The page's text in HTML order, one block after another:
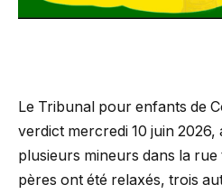
Le Tribunal pour enfants de
verdict mercredi 10 juin 2026,
plusieurs mineurs dans la rue
pères ont été relaxés, trois